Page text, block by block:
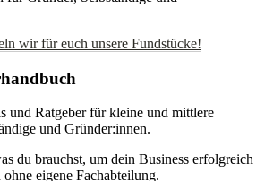
wir für euch unsere Fundstücke!
und Ratgeber für kleine und mittlere
und Gründer:innen.
du brauchst, um dein Business erfolgreich
eigene Fachabteilung.